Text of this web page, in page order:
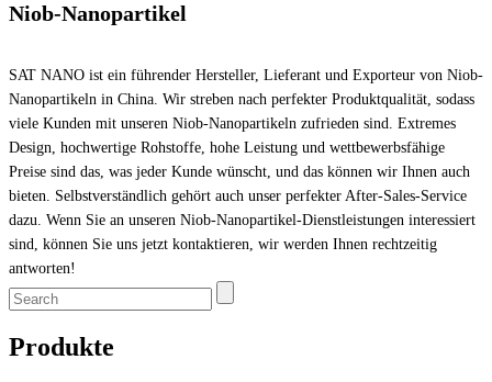
Niob-Nanopartikel
SAT NANO ist ein führender Hersteller, Lieferant und Exporteur von Niob-
Nanopartikeln in China. Wir streben nach perfekter Produktqualität, sodass
viele Kunden mit unseren Niob-Nanopartikeln zufrieden sind. Extremes
Design, hochwertige Rohstoffe, hohe Leistung und wettbewerbsfähige
Preise sind das, was jeder Kunde wünscht, und das können wir Ihnen auch
bieten. Selbstverständlich gehört auch unser perfekter After-Sales-Service
dazu. Wenn Sie an unseren Niob-Nanopartikel-Dienstleistungen interessiert
sind, können Sie uns jetzt kontaktieren, wir werden Ihnen rechtzeitig
antworten!
Produkte